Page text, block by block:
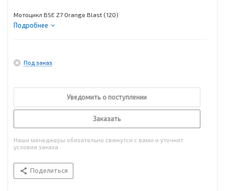
Мотоцикл BSE Z7 Orange Blast (120)
Подробнее
Под заказ
Уведомить о поступлении
Заказать
Наши менеджеры обязательно свяжутся с вами и уточнят
условия заказа
Поделиться